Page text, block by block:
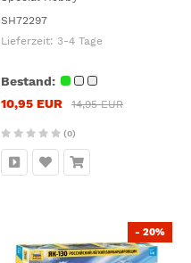
SH72297
Lieferzeit: 3-4 Tage
Bestand:
10,95 EUR
14,95 EUR
(0)
- 20%